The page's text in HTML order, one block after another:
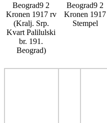
Beograd9 2
Kronen 1917 rv
(Kralj. Srp.
Kvart Palilulski
br. 191.
Beograd)
Beograd9 2
Kronen 1917
Stempel